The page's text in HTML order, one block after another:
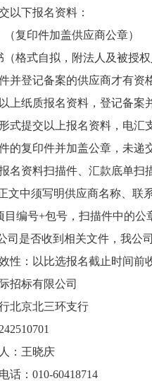
以下报名资料：
（复印件加盖供应商公章）
（格式自拟，附法人及被授
并登记备案的供应商才有资
上纸质报名资料，登记备案
式提交以上报名资料，电
的复印件并加盖公章，未
名资料扫描件、汇款底单扫
文中须写明供应商名称、
目编号+包号，扫描件中的公
司是否收到相关文件，我
性：以比选报名截止时间
招标有限公司
北京北三环支行
：王晓庆
话： 010-60418714